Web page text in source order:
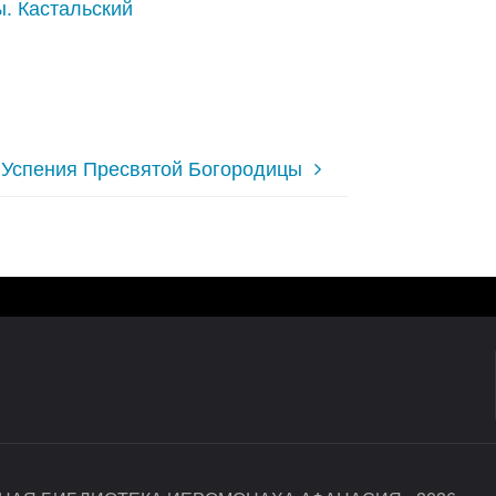
Кастальский
Пресвятой Богородицы